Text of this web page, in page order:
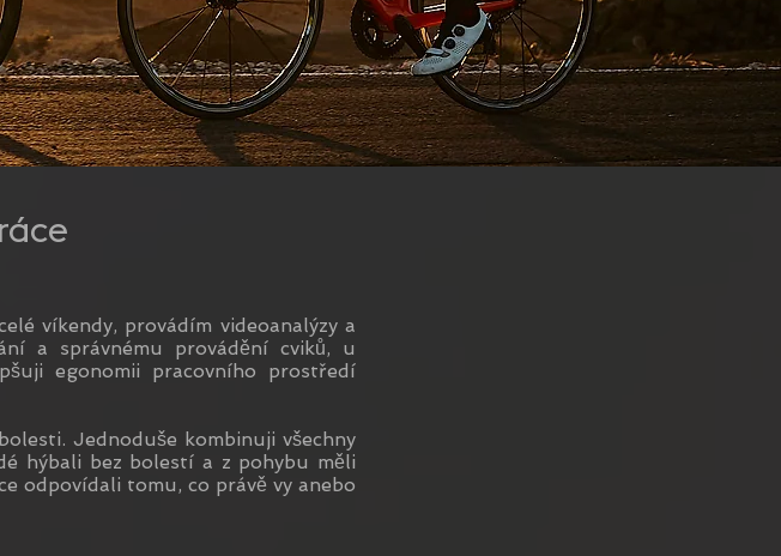
víkendy, provádím videoanalýzy a
a správnému provádění cviků, u
egonomii pracovního prostředí
Jednoduše kombinuji všechny
hýbali bez bolestí a z pohybu měli
odpovídali tomu, co právě vy anebo